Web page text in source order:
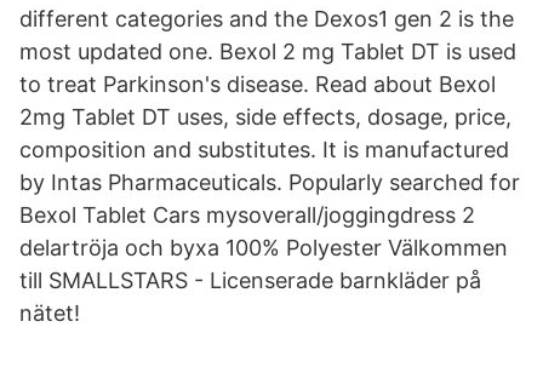
different categories and the Dexos1 gen 2 is the
most updated one. Bexol 2 mg Tablet DT is used
to treat Parkinson's disease. Read about Bexol
2mg Tablet DT uses, side effects, dosage, price,
composition and substitutes. It is manufactured
by Intas Pharmaceuticals. Popularly searched for
Bexol Tablet Cars mysoverall/joggingdress 2
delartröja och byxa 100% Polyester Välkommen
till SMALLSTARS - Licenserade barnkläder på
nätet!